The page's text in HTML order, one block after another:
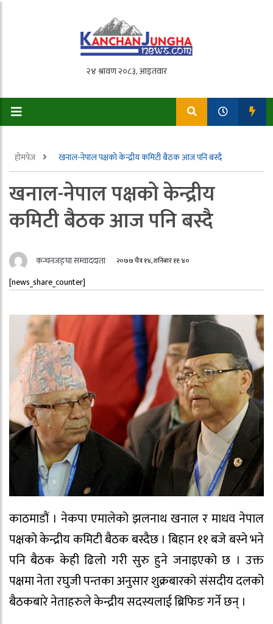
होमपेज खनाल-नेपाल पक्षको केन्द्रीय कमिटी बैठक आज पनि बस्दै
खनाल-नेपाल पक्षको केन्द्रीय
कमिटी बैठक आज पनि बस्दै
कन्चनजङ्घा सम्वाददाता २०७७ चैत्र १४, शनिबार ११:४०
[news_share_counter]
काठमाडौं । नेकपा एमालेको झलनाथ खनाल र माधव नेपाल
पक्षको केन्द्रीय कमिटी बैठक बस्दैछ । बिहान ११ बजे बस्ने भने
पनि बैठक केही ढिलो गरी सुरु हुने जनाइएको छ । उक्त
पक्षमा नेता रघुजी पन्तका अनुसार शुक्रबारको संसदीय दलको
बैठकबारे नेताहरुले केन्द्रीय सदस्यलाई ब्रिफिङ गर्ने छन् ।